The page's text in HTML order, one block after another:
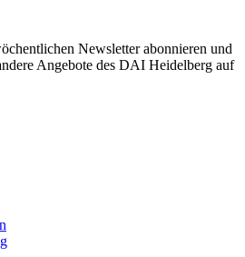
Newsletter abonnieren und
Angebote des DAI Heidelberg auf